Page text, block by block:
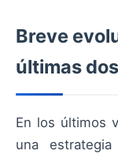
Breve
últimas
En los últimos
una